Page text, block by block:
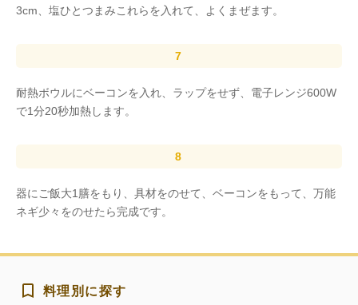
3cm、塩ひとつまみこれらを入れて、よくまぜます。
耐熱ボウルにベーコンを入れ、ラップをせず、電子レンジ600W
で1分20秒加熱します。
器にご飯大1膳をもり、具材をのせて、ベーコンをもって、万能
ネギ少々をのせたら完成です。
料理別に探す